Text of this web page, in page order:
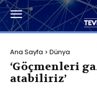
Ana Sayfa Dünya
‘Göçmenleri
atabiliriz’